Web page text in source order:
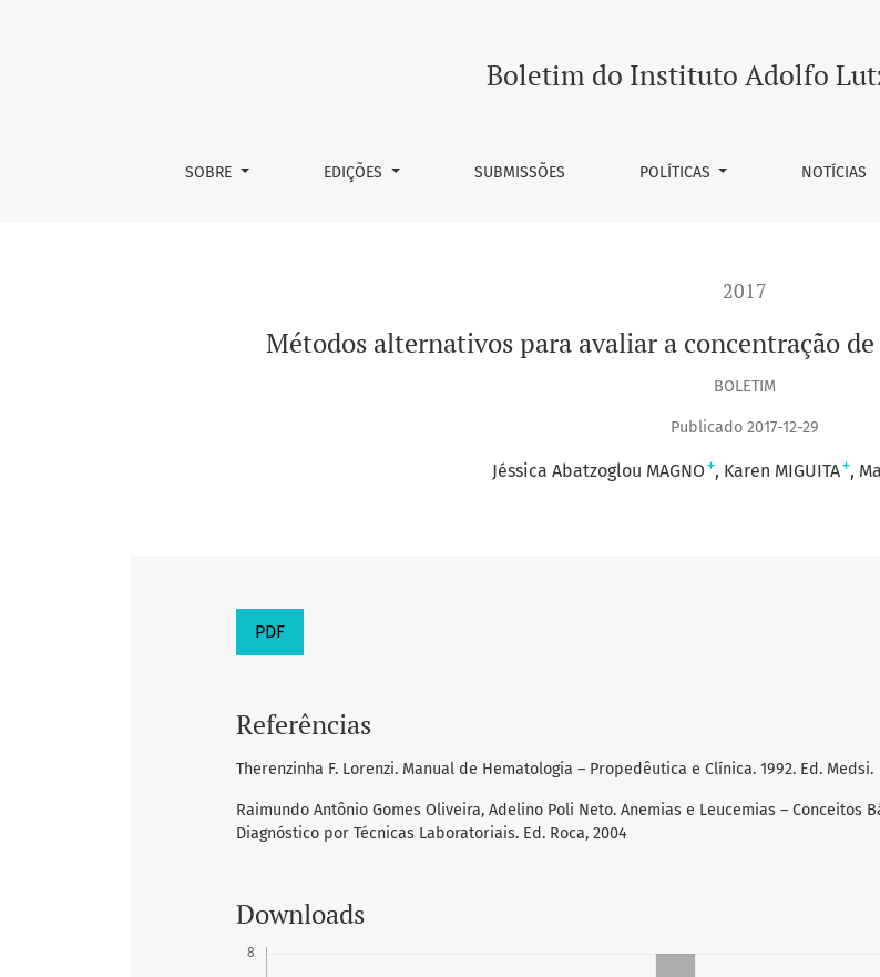
Boletim do Instituto Adolfo
SOBRE EDIÇÕES SUBMISSÕES POLÍTICAS NOTÍCIAS
2017
Métodos alternativos para avaliar a concentração
BOLETIM
Publicado 2017-12-29
Jéssica Abatzoglou MAGNO+ Karen MIGUITA+
PDF
Referências
Therenzinha F. Lorenzi. Manual de Hematologia – Propedêutica e Clínica. 1992. Ed. Medsi.
Raimundo Antônio Gomes Oliveira, Adelino Poli Neto. Anemias e Leucemias – Conceitos
Diagnóstico por Técnicas Laboratoriais. Ed. Roca, 2004
Downloads